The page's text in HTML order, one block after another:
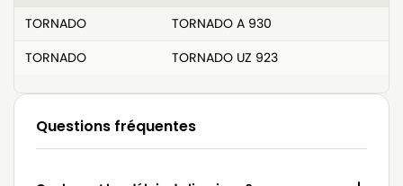
TORNADO
TORNADO A 930
TORNADO
TORNADO UZ 923
Questions fréquentes